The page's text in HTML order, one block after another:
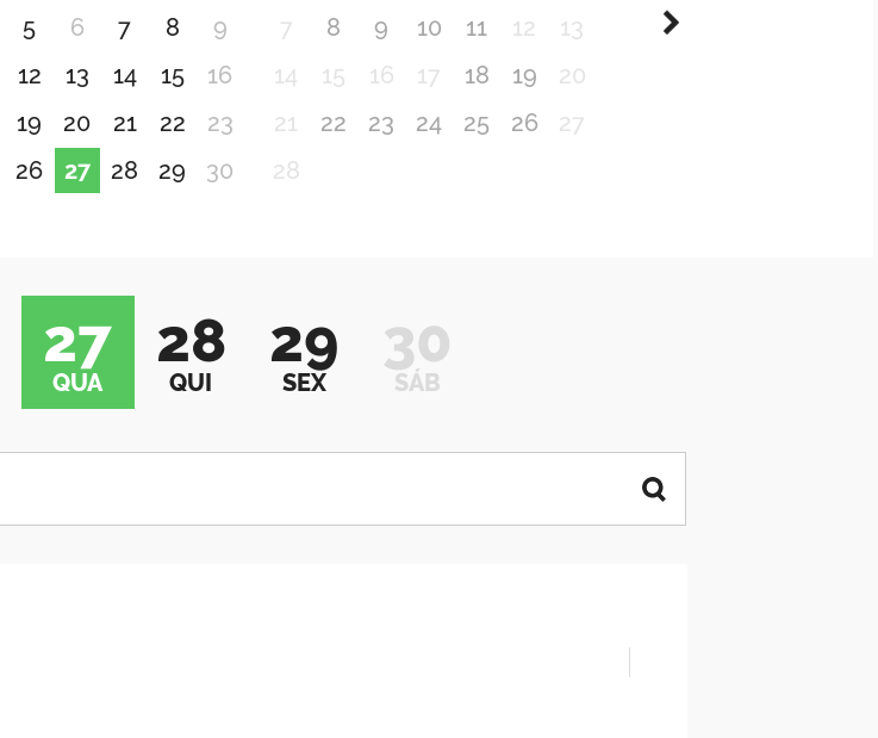
5 6 7 8
9
12 13 14 15
16
19 20 21 22
23
26 27 28 29
30
7
8 9 10 11 12
13
14
15 16 17 18 19
20
21
22 23 24 25 26
27
28
27
QUA
28
QUI
29
SEX
30
SÁB